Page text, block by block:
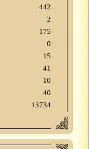
442
2
175
0
15
41
10
40
13734